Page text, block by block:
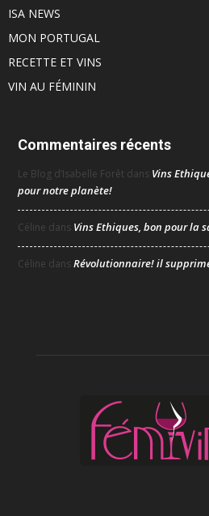
ISA NEWS
MON PORTUGAL
RECETTE ET VINS
VIN AU FÉMININ
Commentaires récents
Le Blog d’Isabelle Forêt dans Vins
pour notre planète!
Céline dans Vins Ethiques, bon pour la
Céline dansRévolutionnaire! il